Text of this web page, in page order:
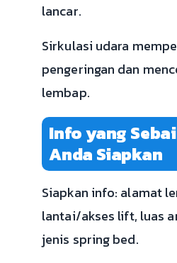
lancar.
Sirkulasi udara
pengeringan dan
lembap.
Info yang
Anda Siapkan
Siapkan info: alamat
lantai/akses lift, luas
jenis spring bed.